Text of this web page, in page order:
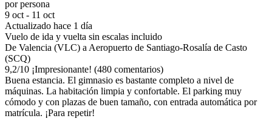
por persona
9 oct - 11 oct
Actualizado hace 1 día
Vuelo de ida y vuelta sin escalas incluido
De Valencia (VLC) a Aeropuerto de Santiago-Rosalía de Casto
(SCQ)
9,2/10 ¡Impresionante! (480 comentarios)
Buena estancia. El gimnasio es bastante completo a nivel de
máquinas. La habitación limpia y confortable. El parking muy
cómodo y con plazas de buen tamaño, con entrada automática por
matrícula. ¡Para repetir!